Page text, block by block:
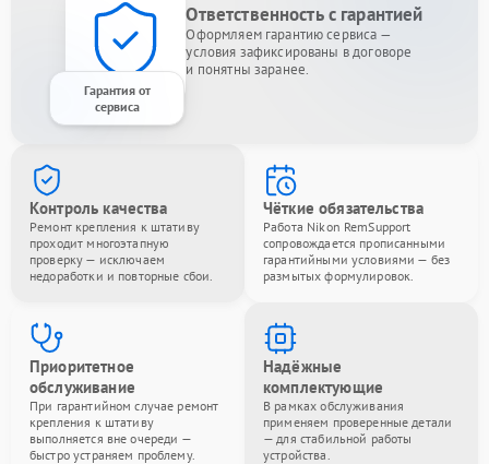
Гарантия от
сервиса
Ответственность с гарантией
Оформляем гарантию сервиса —
условия зафиксированы в договоре
и понятны заранее.
Контроль качества
Ремонт крепления к штативу
проходит многоэтапную
проверку — исключаем
недоработки и повторные сбои.
Чёткие обязательства
Работа Nikon RemSupport
сопровождается прописанными
гарантийными условиями — без
размытых формулировок.
Приоритетное
обслуживание
При гарантийном случае ремонт
крепления к штативу
выполняется вне очереди —
быстро устраняем проблему.
Надёжные
комплектующие
В рамках обслуживания
применяем проверенные детали
— для стабильной работы
устройства.